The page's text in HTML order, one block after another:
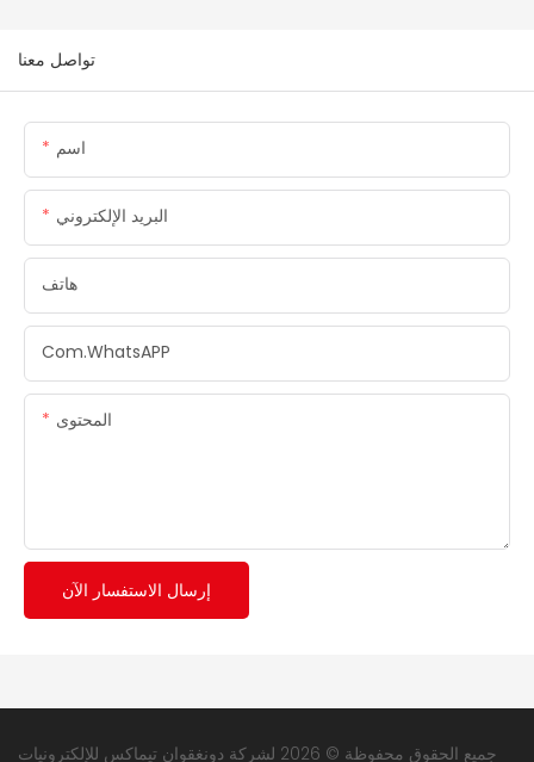
تواصل معنا
اسم
البريد الإلكتروني
هاتف
Com.whatsAPP
المحتوى
إرسال الاستفسار الآن
جميع الحقوق محفوظة © 2026 لشركة دونغقوان تيماكس للإلكترونيات